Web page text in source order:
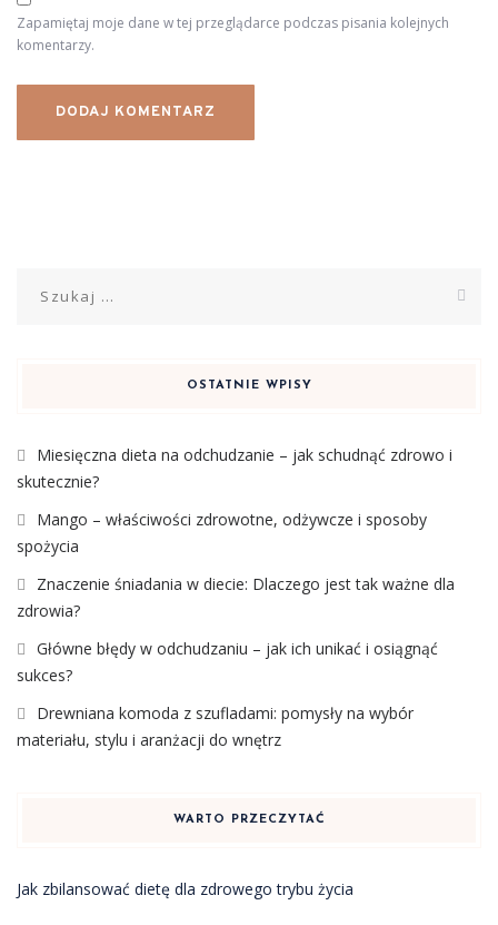
Zapamiętaj moje dane w tej przeglądarce podczas pisania kolejnych
komentarzy.
OSTATNIE WPISY
Miesięczna dieta na odchudzanie – jak schudnąć zdrowo i
skutecznie?
Mango – właściwości zdrowotne, odżywcze i sposoby
spożycia
Znaczenie śniadania w diecie: Dlaczego jest tak ważne dla
zdrowia?
Główne błędy w odchudzaniu – jak ich unikać i osiągnąć
sukces?
Drewniana komoda z szufladami: pomysły na wybór
materiału, stylu i aranżacji do wnętrz
WARTO PRZECZYTAĆ
Jak zbilansować dietę dla zdrowego trybu życia